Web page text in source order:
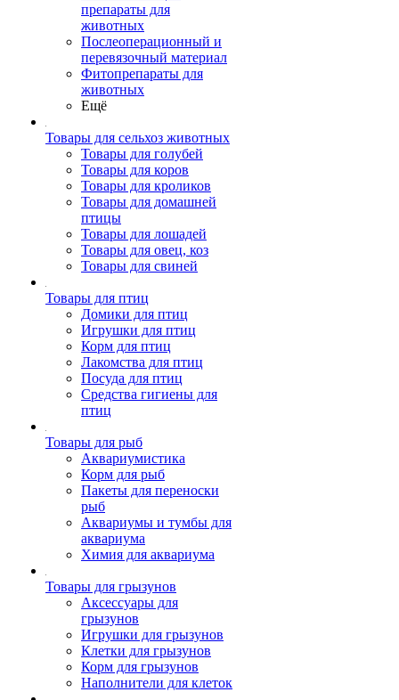
препараты для
животных
Послеоперационный и
перевязочный материал
Фитопрепараты для
животных
Ещё
Товары для сельхоз животных
Товары для голубей
Товары для коров
Товары для кроликов
Товары для домашней
птицы
Товары для лошадей
Товары для овец, коз
Товары для свиней
Товары для птиц
Домики для птиц
Игрушки для птиц
Корм для птиц
Лакомства для птиц
Посуда для птиц
Средства гигиены для
птиц
Товары для рыб
Аквариумистика
Корм для рыб
Пакеты для переноски
рыб
Аквариумы и тумбы для
аквариума
Химия для аквариума
Товары для грызунов
Аксессуары для
грызунов
Игрушки для грызунов
Клетки для грызунов
Корм для грызунов
Наполнители для клеток